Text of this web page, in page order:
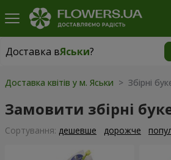
Доставка вЯськи?
Доставка вЯськи
Доставка квітів у м. Яськи > Збірні
Замовити збірні
Сортування: дешевше дорожче